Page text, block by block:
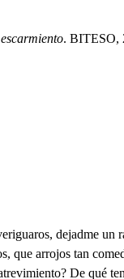
. BITESO,
el pueblo? No han nacido otras mujeres en él? pues porque, porque el indicio está contra mí no más? Porque en tus manos cogido fue el papel. El encontrarle en el suelo no es delito. Lloras? . Si ya cuesta perlas no es barato el dolor mío. Nunca en la mujer el llanto fue bueno para testigo. Allí miro, Rebitón; a Narcisa, y también miro a Jacinto, y a su padre; estate quedo. . Jacinto, Narcisa, vamos de aquí: mas ay de mi allí está Elisio: Triste de mí, que allí viene . quien me aumenta: a el peligro. Ya es forzoso no volvernos, que pienso que nos han visto; y para llegar a ellos, ahora se me ha ofrecido una buena industria, vamos. San Roque vaya conmigo por si hubiere pan de perro, que sea el perro el escogido. Habéis acaso señores encontrado un papelillo, que ayer se me perdió aquí? Y no importa dos cominos haberle hallado, que era hecho de trapos. Qué he oído! Qué es esto, que